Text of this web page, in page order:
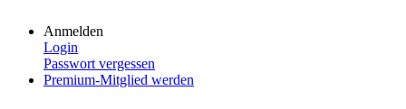
Anmelden
Login
Passwort vergessen
Premium-Mitglied werden